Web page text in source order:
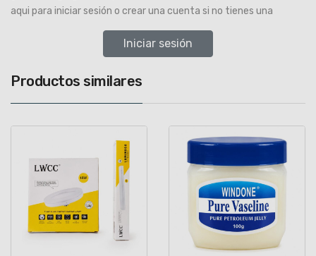
aqui para iniciar sesión o crear una cuenta si no tienes una
Iniciar sesión
Productos similares